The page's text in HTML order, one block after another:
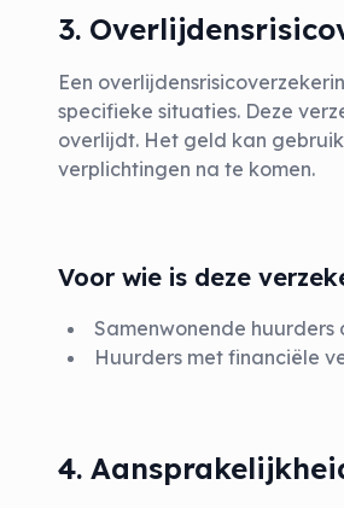
3.
Een
specifieke situaties. Deze
overlijdt. Het geld kan
verplichtingen na te komen.
Voor wie is deze
Samenwonende huurders
Huurders met financiële
4.